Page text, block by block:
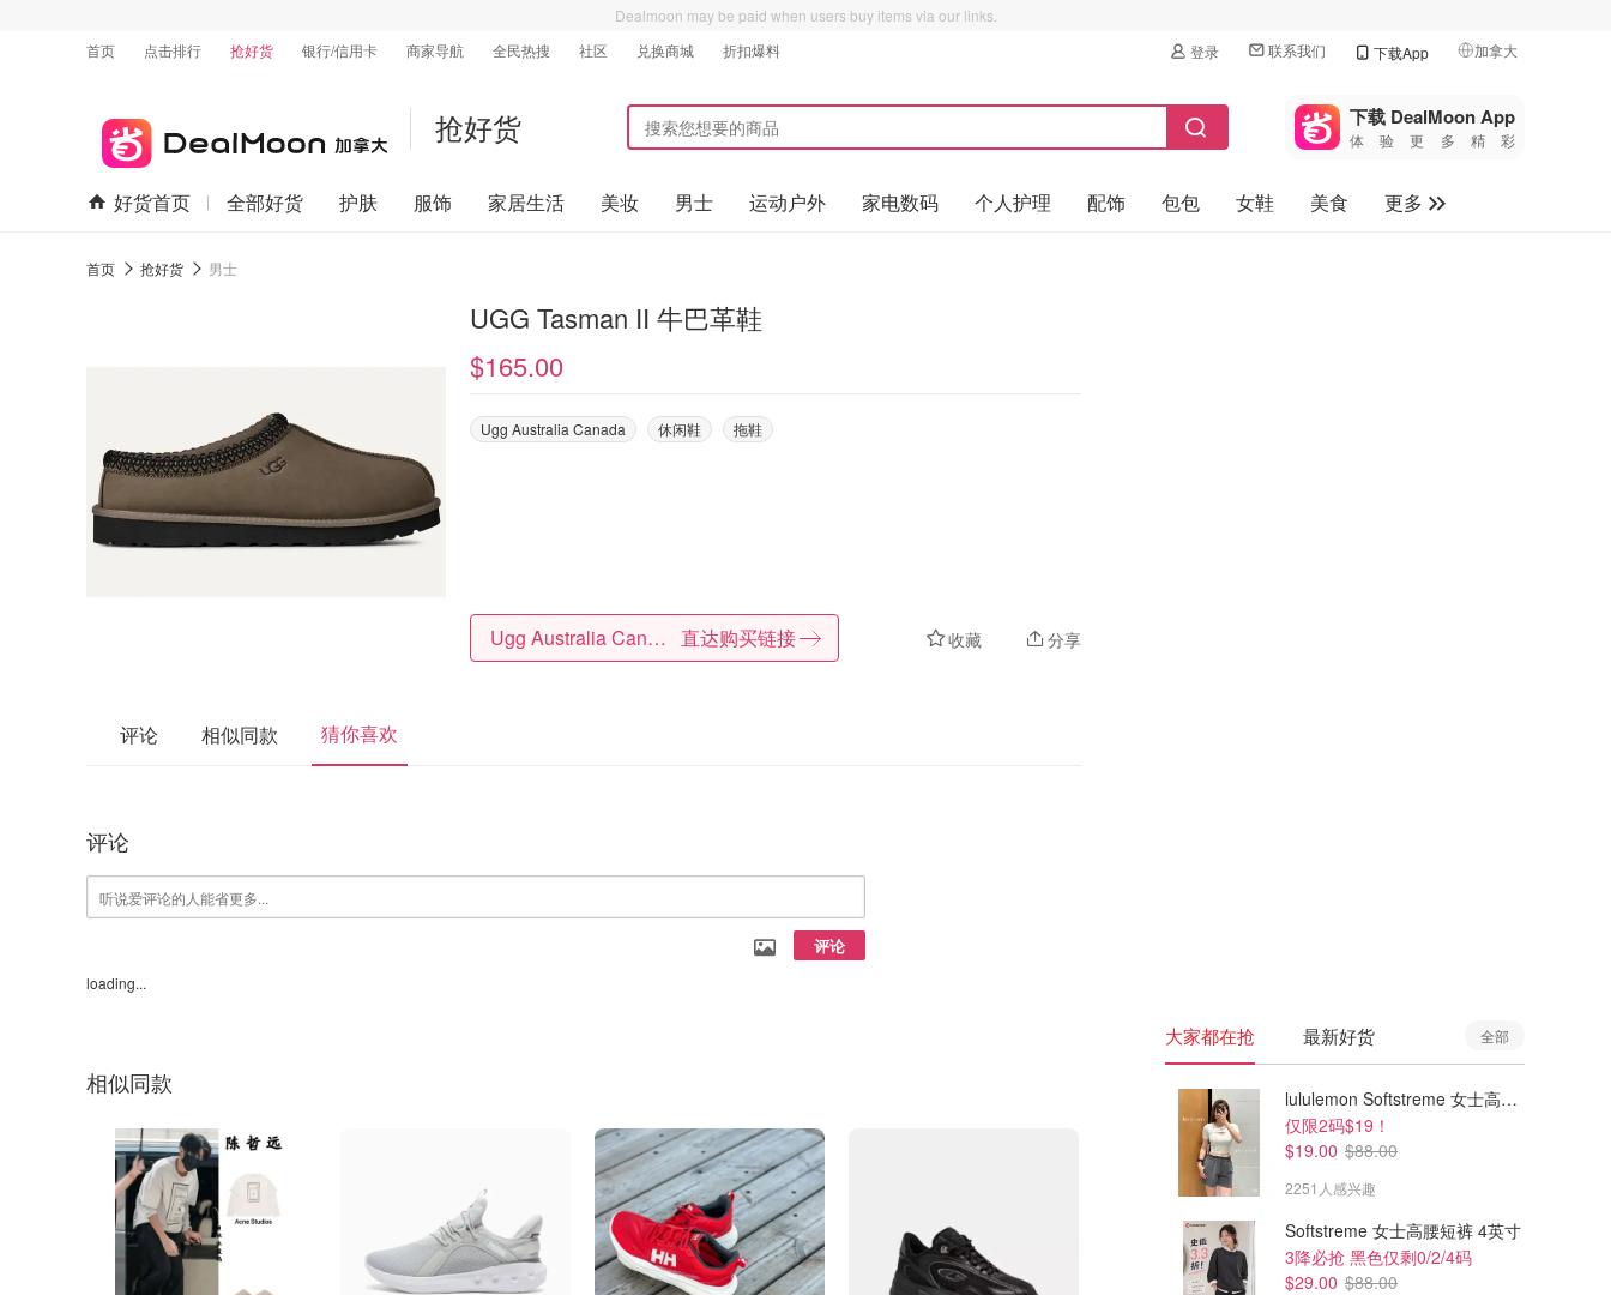
Dealmoon may be paid when users buy items via our links.
首页
点击排行 抢好货 银行/信用卡 商家导航 全民热搜 社区 兑换商城 折扣爆料 登录 联系我们 下载App 加拿大
🇺🇸
美国
🇨🇳中国
🇨🇦加拿大
抢好货 下载 DealMoon App
体验更多精彩
好货首页 全部好货 护肤 服饰 家居生活 美妆 男士 运动户外 家电数码 个人护理 配饰 包包 女鞋 美食
更多
首页 抢好货 男士
UGG Tasman II 牛巴革鞋
$165.00
Ugg Australia Canada 休闲鞋 拖鞋
收藏 分享
Ugg Australia Canada 直达购买链接
评论 相似同款 猜你喜欢
评论
评论
loading...
相似同款
大家都在抢 最新好货 全部
lululemon Softstreme 女士高腰短裤 10cm
仅限2码$19！
$19.00 $88.00
2251人感兴趣
Softstreme 女士高腰短裤 4英寸
3降必抢 黑色仅剩0/2/4码
$29.00 $88.00